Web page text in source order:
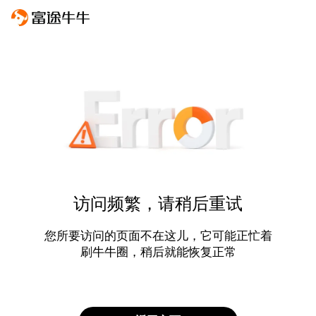
访问频繁，请稍后重试
您所要访问的页面不在这儿，它可能正忙着
刷牛牛圈，稍后就能恢复正常